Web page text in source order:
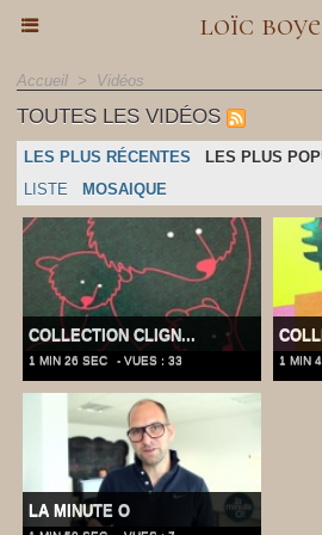
loïc
Accueil > Vidéos
TOUTES LES VIDÉOS
LES PLUS RÉCENTES
LES PLUS
LISTE
MOSAIQUE
COLLECTION CLIGN...
1 MIN 26 SEC - VUES : 33 1 MIN
LA MINUTE O